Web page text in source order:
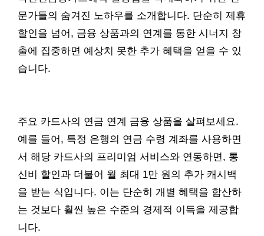
문가들의 숨겨진 노하우를 소개합니다. 단순히 제휴
할인을 넘어, 금융 상품과의 연계를 통한 시너지 창
출에 집중하면 예상치 못한 추가 혜택을 얻을 수 있
습니다.
주요 카드사의 연금 연계 금융 상품을 살펴보세요.
예를 들어, 특정 은행의 연금 수령 계좌를 사용하면
서 해당 카드사의 프리미엄 서비스와 연동하면, 통
신비 할인과 더불어 월 최대 1만 원의 추가 캐시백
을 받는 식입니다. 이는 단순히 개별 혜택을 합산하
는 것보다 훨씬 높은 수준의 경제적 이득을 제공합
니다.